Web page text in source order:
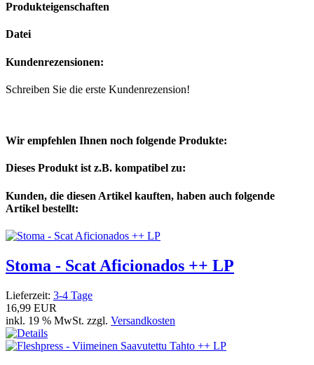
Produkteigenschaften
Datei
Kundenrezensionen:
Schreiben Sie die erste Kundenrezension!
Wir empfehlen Ihnen noch folgende Produkte:
Dieses Produkt ist z.B. kompatibel zu:
Kunden, die diesen Artikel kauften, haben auch folgende
Artikel bestellt:
Stoma - Scat Aficionados ++ LP
Lieferzeit: 3-4 Tage
16,99 EUR
inkl. 19 % MwSt. zzgl. Versandkosten